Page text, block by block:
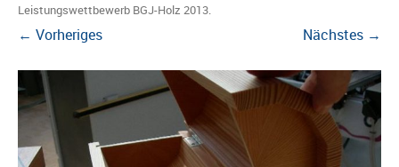
Leistungswettbewerb BGJ-Holz 2013.
← Vorheriges Nächstes →